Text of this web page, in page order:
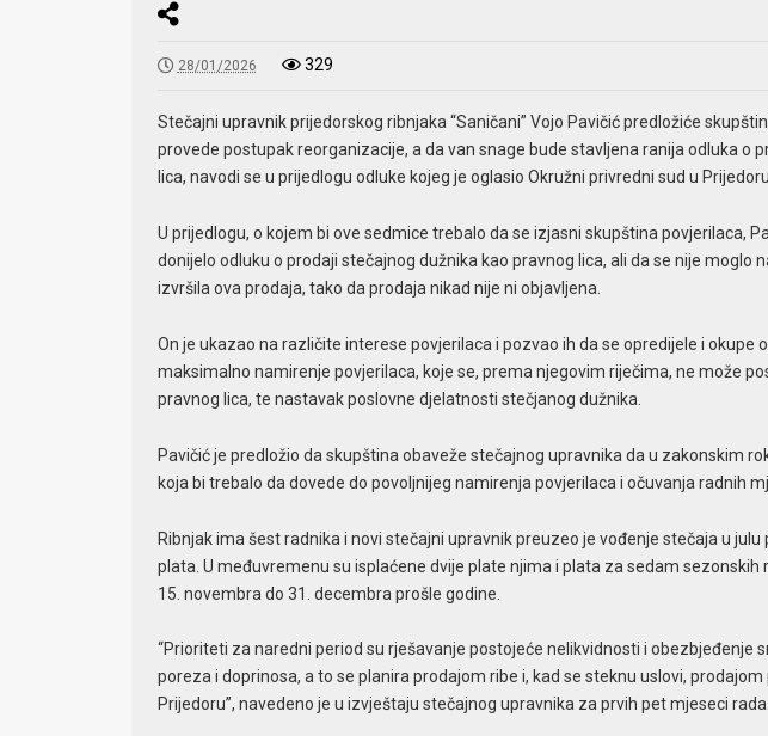
28/01/2026 329
Stečajni upravnik prijedorskog ribnjaka “Saničani” Vojo Pavičić predložiće
provede postupak reorganizacije, a da van snage bude stavljena ranija odluka o
lica, navodi se u prijedlogu odluke kojeg je oglasio Okružni privredni sud u
U prijedlogu, o kojem bi ove sedmice trebalo da se izjasni skupština povjerilaca,
donijelo odluku o prodaji stečajnog dužnika kao pravnog lica, ali da se nije moglo
izvršila ova prodaja, tako da prodaja nikad nije ni objavljena.
On je ukazao na različite interese povjerilaca i pozvao ih da se opredijele i okupe
maksimalno namirenje povjerilaca, koje se, prema njegovim riječima, ne može
pravnog lica, te nastavak poslovne djelatnosti stečjanog dužnika.
Pavičić je predložio da skupština obaveže stečajnog upravnika da u zakonskim
koja bi trebalo da dovede do povoljnijeg namirenja povjerilaca i očuvanja radnih
Ribnjak ima šest radnika i novi stečajni upravnik preuzeo je vođenje stečaja u
plata. U međuvremenu su isplaćene dvije plate njima i plata za sedam sezonskih
15. novembra do 31. decembra prošle godine.
“Prioriteti za naredni period su rješavanje postojeće nelikvidnosti i obezbjeđenje
poreza i doprinosa, a to se planira prodajom ribe i, kad se steknu uslovi,
Prijedoru”, navedeno je u izvještaju stečajnog upravnika za prvih pet mjeseci rada.